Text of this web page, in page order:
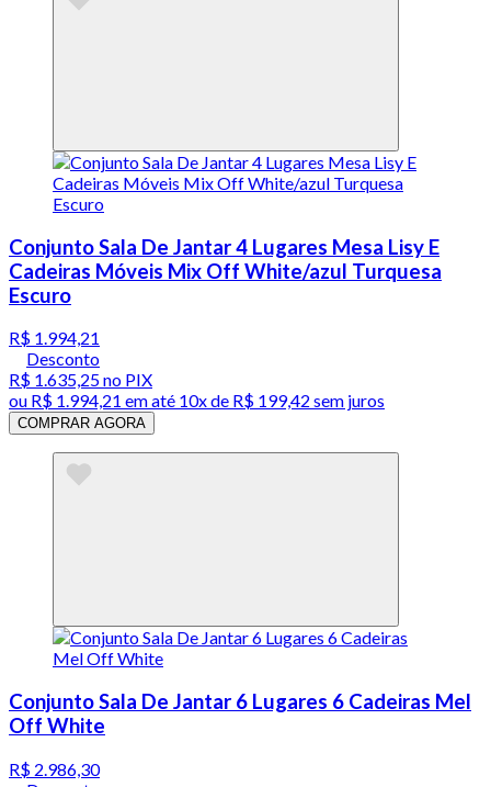
Conjunto Sala De Jantar 4 Lugares Mesa Lisy E
Cadeiras Móveis Mix Off White/azul Turquesa
Escuro
R$ 1.994,21
Desconto
R$ 1.635,25no PIX
ou R$ 1.994,21 em até 10x de R$ 199,42 sem juros
COMPRAR AGORA
Conjunto Sala De Jantar 6 Lugares 6 Cadeiras Mel
Off White
R$ 2.986,30